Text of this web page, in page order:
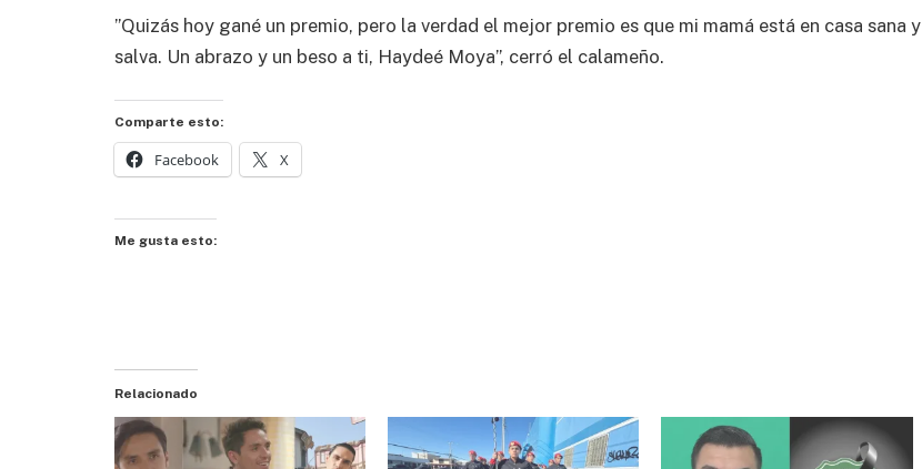
”Quizás hoy gané un premio, pero la verdad el mejor premio es que mi mamá está en casa sana y
salva. Un abrazo y un beso a ti, Haydeé Moya”, cerró el calameño.
Comparte esto:
Facebook X
Me gusta esto:
Relacionado